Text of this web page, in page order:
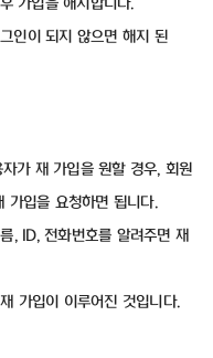
가입을 해지합니다.
인이 되지 않으면 해지 된
가 재 가입을 원할 경우, 회원
가입을 요청하면 됩니다.
, ID, 전화번호를 알려주면 재
가입이 이루어진 것입니다.